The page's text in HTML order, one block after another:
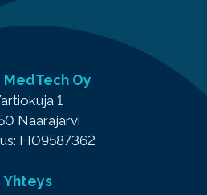
MedTech Oy
1
Naarajärvi
FI09587362
Yhteys